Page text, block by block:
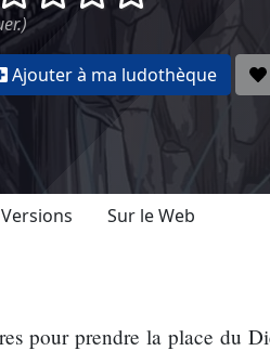
Ajouter à ma ludothèque
Versions Sur le Web
pour prendre la place du